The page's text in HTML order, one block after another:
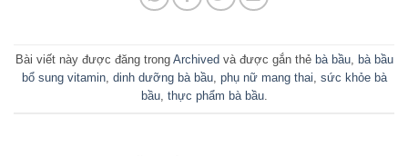
Bài viết này được đăng trong Archived và được gắn thẻ bà bầu, bà bầu
bổ sung vitamin, dinh dưỡng bà bầu, phụ nữ mang thai, sức khỏe bà
bầu, thực phẩm bà bầu.